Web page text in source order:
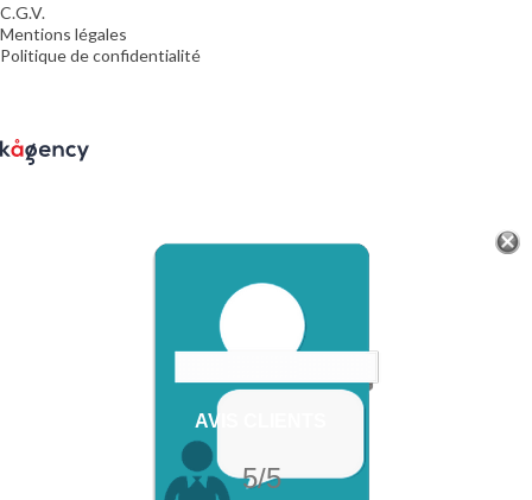
C.G.V.
Mentions légales
Politique de confidentialité
AVIS CLIENTS
5/5